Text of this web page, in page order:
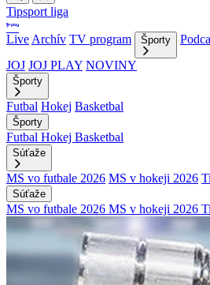
Tipsport liga
Live Archív TV program Športy
JOJ JOJ PLAY NOVINY
Športy
Futbal Hokej Basketbal
Športy
Futbal Hokej Basketbal
Súťaže
MS vo futbale 2026 MS v hokeji 2026
Súťaže
MS vo futbale 2026 MS v hokeji 2026